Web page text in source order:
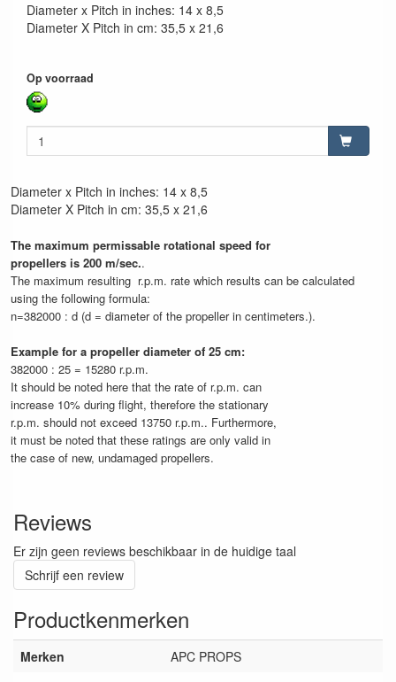
Diameter x Pitch in inches: 14 x 8,5
Diameter X Pitch in cm: 35,5 x 21,6
Op voorraad
Diameter x Pitch in inches: 14 x 8,5
Diameter X Pitch in cm: 35,5 x 21,6
The maximum permissable rotational speed for
propellers is 200 m/sec..
The maximum resulting r.p.m. rate which results can be calculated
using the following formula:
n=382000 : d (d = diameter of the propeller in centimeters.).
Example for a propeller diameter of 25 cm:
382000 : 25 = 15280 r.p.m.
It should be noted here that the rate of r.p.m. can
increase 10% during flight, therefore the stationary
r.p.m. should not exceed 13750 r.p.m.. Furthermore,
it must be noted that these ratings are only valid in
the case of new, undamaged propellers.
Reviews
Er zijn geen reviews beschikbaar in de huidige taal
Schrijf een review
Productkenmerken
Merken APC PROPS